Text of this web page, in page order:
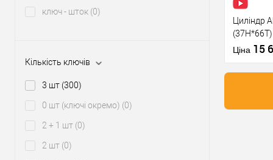
ключ - шток (0)
Кількість ключів
3 шт (300)
0 шт (ключі окремо) (0)
2 + 1 шт (0)
2 шт (0)
Рівень
Модель
серцевини
Тип товару
Циліндр
сторона)
Ціна 15